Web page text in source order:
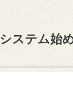
ステム始